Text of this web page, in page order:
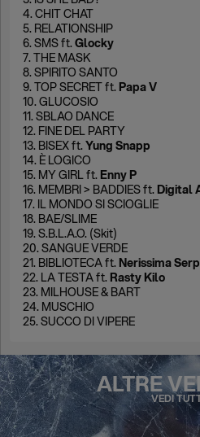
4. CHIT CHAT
5. RELATIONSHIP
6. SMS ft.Glocky
7. THE MASK
8. SPIRITO SANTO
9. TOP SECRET ft. Papa V
10. GLUCOSIO
11. SBLAO DANCE
12. FINE DEL PARTY
13. BISEX ft.Yung Snapp
14. È LOGICO
15. MY GIRL ft. Enny P
16. MEMBRI > BADDIES ft. Digital
17. IL MONDO SI SCIOGLIE
18. BAE/SLIME
19. S.B.L.A.O. (Skit)
20. SANGUE VERDE
21. BIBLIOTECA ft. Nerissima
22. LA TESTA ft. Rasty Kilo
23. MILHOUSE & BART
24. MUSCHIO
25. SUCCO DI VIPERE
ALTRE
VEDI